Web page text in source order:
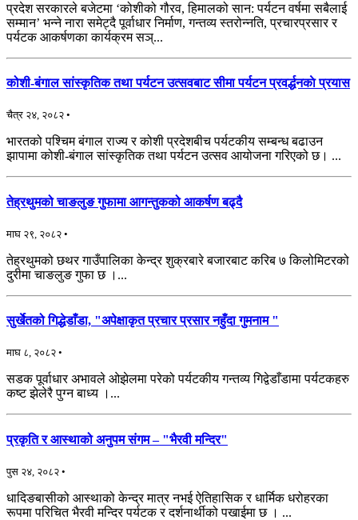
प्रदेश सरकारले बजेटमा ‘कोशीको गौरव, हिमालको सान: पर्यटन वर्षमा सबैलाई
सम्मान’ भन्ने नारा समेट्दै पूर्वाधार निर्माण, गन्तव्य स्तरोन्नति, प्रचारप्रसार र
पर्यटक आकर्षणका कार्यक्रम सञ्...
कोशी-बंगाल सांस्कृतिक तथा पर्यटन उत्सवबाट सीमा पर्यटन प्रवर्द्धनकाे प्रयास
चैत्र २४, २०८२ •
भारतको पश्चिम बंगाल राज्य र कोशी प्रदेशबीच पर्यटकीय सम्बन्ध बढाउन
झापामा कोशी-बंगाल सांस्कृतिक तथा पर्यटन उत्सव आयोजना गरिएको छ। ...
तेह्रथुमको चाङलुङ गुफामा आगन्तुकको आकर्षण बढ्दै
माघ २९, २०८२ •
तेह्रथुमको छथर गाउँपालिका केन्द्र शुक्रबारे बजारबाट करिब ७ किलोमिटरको
दुरीमा चाङलुङ गुफा छ ।...
सुर्खेतको गिद्धेडाँडा, "अपेक्षाकृत प्रचार प्रसार नहुँदा गुमनाम "
माघ ८, २०८२ •
सडक पूर्वाधार अभावले ओझेलमा परेको पर्यटकीय गन्तव्य गिद्वेडाँडामा पर्यटकहरु
कष्ट झेलेरै पुग्न बाध्य ।...
प्रकृति र आस्थाको अनुपम संगम – "भैरवी मन्दिर"
पुस २४, २०८२ •
धादिङबासीको आस्थाको केन्द्र मात्र नभई ऐतिहासिक र धार्मिक धरोहरका
रूपमा परिचित भैरवी मन्दिर पर्यटक र दर्शनार्थीको पखाईमा छ । ...